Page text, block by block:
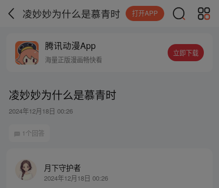
凌妙妙为什么是慕青时 打开APP
腾讯动漫App
海量正版漫画畅快看
立即下载
凌妙妙为什么是慕青时
2024年12月18日 00:26
1个回答
月下守护者
2024年12月18日 00:26